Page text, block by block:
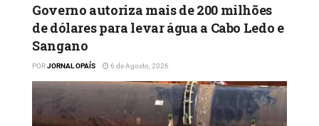
Governo autoriza mais de 200 milhões
de dólares para levar água a Cabo Ledo e
Sangano
PORJORNAL OPAÍS 6 de Agosto, 2026